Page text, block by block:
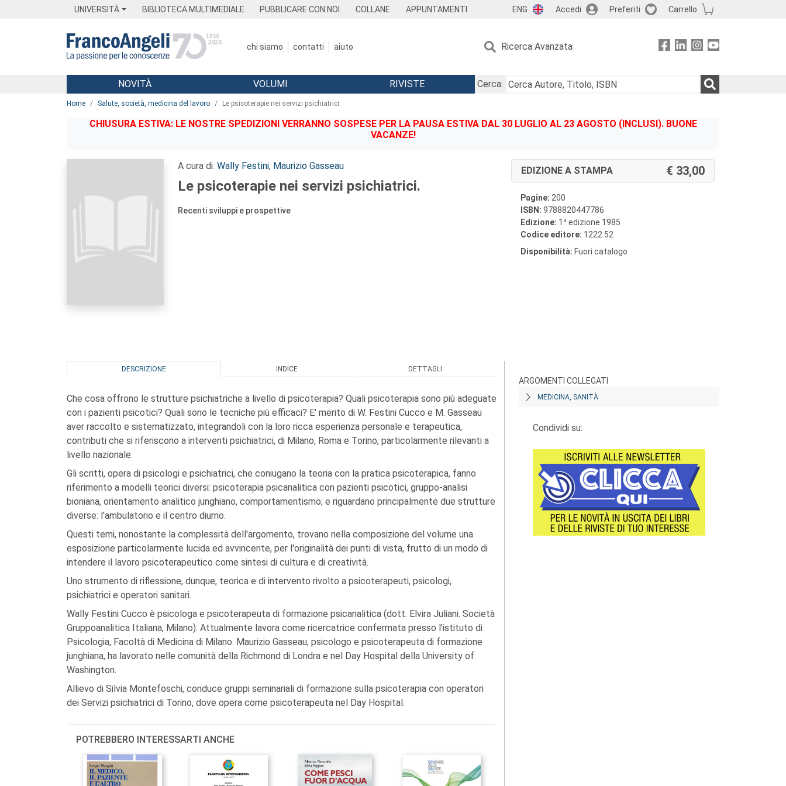
UNIVERSITÀ BIBLIOTECA MULTIMEDIALE PUBBLICARE CON NOI COLLANE APPUNTAMENTI ENG Accedi Preferiti Carrello
chi siamo contatti aiuto Ricerca Avanzata
Menu
NOVITÀ VOLUMI RIVISTE
Cerca:
Home Salute, società, medicina del lavoro Le psicoterapie nei servizi psichiatrici.
CHIUSURA ESTIVA: LE NOSTRE SPEDIZIONI VERRANNO SOSPESE PER LA PAUSA ESTIVA DAL 30 LUGLIO AL 23 AGOSTO (INCLUSI). BUONE
VACANZE!
A cura di: Wally Festini, Maurizio Gasseau
Le psicoterapie nei servizi psichiatrici.
Recenti sviluppi e prospettive
EDIZIONE A STAMPA 33,00
Pagine: 200
ISBN: 9788820447786
Edizione: 1 a edizione 1985
Codice editore: 1222.52
Disponibilità: Fuori catalogo
DESCRIZIONE INDICE DETTAGLI
Che cosa offrono le strutture psichiatriche a livello di psicoterapia? Quali psicoterapia sono più adeguate
con i pazienti psicotici? Quali sono le tecniche più efficaci? E' merito di W. Festini Cucco e M. Gasseau
aver raccolto e sistematizzato, integrandoli con la loro ricca esperienza personale e terapeutica,
contributi che si riferiscono a interventi psichiatrici, di Milano, Roma e Torino, particolarmente rilevanti a
livello nazionale.
Gli scritti, opera di psicologi e psichiatrici, che coniugano la teoria con la pratica psicoterapica, fanno
riferimento a modelli teorici diversi: psicoterapia psicanalitica con pazienti psicotici, gruppo-analisi
bioniana, orientamento analitico junghiano, comportamentismo; e riguardano principalmente due strutture
diverse: l'ambulatorio e il centro diurno.
Questi temi, nonostante la complessità dell'argomento, trovano nella composizione del volume una
esposizione particolarmente lucida ed avvincente, per l'originalità dei punti di vista, frutto di un modo di
intendere il lavoro psicoterapeutico come sintesi di cultura e di creatività.
Uno strumento di riflessione, dunque, teorica e di intervento rivolto a psicoterapeuti, psicologi,
psichiatrici e operatori sanitari.
Wally Festini Cucco è psicologa e psicoterapeuta di formazione psicanalitica (dott. Elvira Juliani. Società
Gruppoanalitica Italiana, Milano). Attualmente lavora come ricercatrice confermata presso l'istituto di
Psicologia, Facoltà di Medicina di Milano. Maurizio Gasseau, psicologo e psicoterapeuta di formazione
junghiana, ha lavorato nelle comunità della Richmond di Londra e nel Day Hospital della University of
Washington.
Allievo di Silvia Montefoschi, conduce gruppi seminariali di formazione sulla psicoterapia con operatori
dei Servizi psichiatrici di Torino, dove opera come psicoterapeuta nel Day Hospital.
POTREBBERO INTERESSARTI ANCHE
ARGOMENTI COLLEGATI
MEDICINA, SANITÀ
Condividi su: